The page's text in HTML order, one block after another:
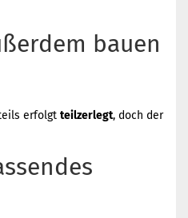
bauen
erfolgt teilzerlegt, doch der